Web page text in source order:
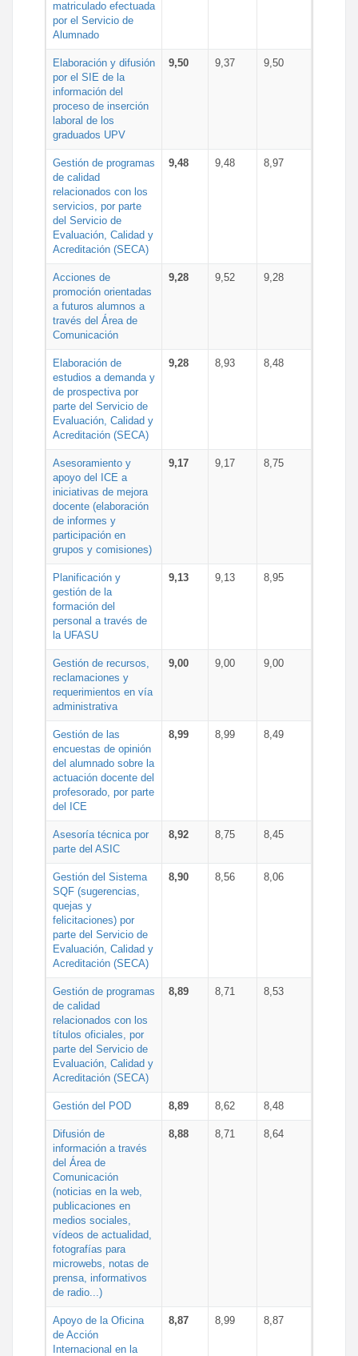
matriculado efectuada
por el Servicio de
Alumnado
Elaboración y difusión
por el SIE de la
información del
proceso de inserción
laboral de los
graduados UPV
9,50 9,37 9,50
Gestión de programas
de calidad
relacionados con los
servicios, por parte
del Servicio de
Evaluación, Calidad y
Acreditación (SECA)
9,48 9,48 8,97
Acciones de
promoción orientadas
a futuros alumnos a
través del Área de
Comunicación
9,28 9,52 9,28
Elaboración de
estudios a demanda y
de prospectiva por
parte del Servicio de
Evaluación, Calidad y
Acreditación (SECA)
9,28 8,93 8,48
Asesoramiento y
apoyo del ICE a
iniciativas de mejora
docente (elaboración
de informes y
participación en
grupos y comisiones)
9,17 9,17 8,75
Planificación y
gestión de la
formación del
personal a través de
la UFASU
9,13 9,13 8,95
Gestión de recursos,
reclamaciones y
requerimientos en vía
administrativa
9,00 9,00 9,00
Gestión de las
encuestas de opinión
del alumnado sobre la
actuación docente del
profesorado, por parte
del ICE
8,99 8,99 8,49
Asesoría técnica por
parte del ASIC
8,92 8,75 8,45
Gestión del Sistema
SQF (sugerencias,
quejas y
felicitaciones) por
parte del Servicio de
Evaluación, Calidad y
Acreditación (SECA)
8,90 8,56 8,06
Gestión de programas
de calidad
relacionados con los
títulos oficiales, por
parte del Servicio de
Evaluación, Calidad y
Acreditación (SECA)
8,89 8,71 8,53
Gestión del POD 8,89 8,62 8,48
Difusión de
información a través
del Área de
Comunicación
(noticias en la web,
publicaciones en
medios sociales,
vídeos de actualidad,
fotografías para
microwebs, notas de
prensa, informativos
de radio...)
8,88 8,71 8,64
Apoyo de la Oficina
de Acción
Internacional en la
8,87 8,99 8,87